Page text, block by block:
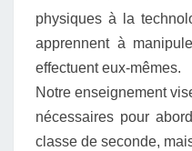
physiques à la
apprennent à
effectuent eux-mêmes.
Notre enseignement
nécessaires pour
classe de seconde,